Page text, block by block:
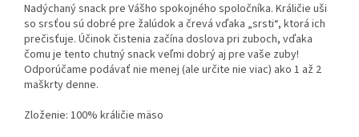
Nadýchaný snack pre Vášho spokojného spoločníka. Králičie uši
so srsťou sú dobré pre žalúdok a črevá vďaka „srsti“, ktorá ich
prečisťuje. Účinok čistenia začína doslova pri zuboch, vďaka
čomu je tento chutný snack veľmi dobrý aj pre vaše zuby!
Odporúčame podávať nie menej (ale určite nie viac) ako 1 až 2
maškrty denne.
Zloženie: 100% králičie mäso